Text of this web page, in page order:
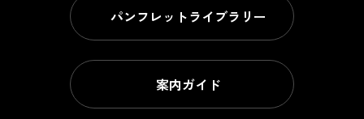
パンフレットライブラリー
案内ガイド